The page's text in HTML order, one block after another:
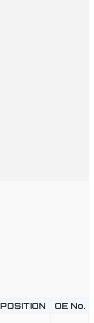
POSITION OE No.